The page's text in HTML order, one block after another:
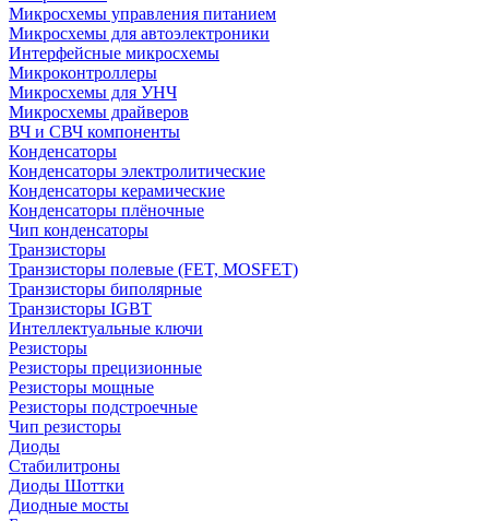
Микросхемы управления питанием
Микросхемы для автоэлектроники
Интерфейсные микросхемы
Микроконтроллеры
Микросхемы для УНЧ
Микросхемы драйверов
ВЧ и СВЧ компоненты
Конденсаторы
Конденсаторы электролитические
Конденсаторы керамические
Конденсаторы плёночные
Чип конденсаторы
Транзисторы
Транзисторы полевые (FET, MOSFET)
Транзисторы биполярные
Транзисторы IGBT
Интеллектуальные ключи
Резисторы
Резисторы прецизионные
Резисторы мощные
Резисторы подстроечные
Чип резисторы
Диоды
Стабилитроны
Диоды Шоттки
Диодные мосты